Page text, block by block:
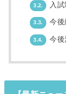
3.2. 入
3.3. 今後
3.4. 今後